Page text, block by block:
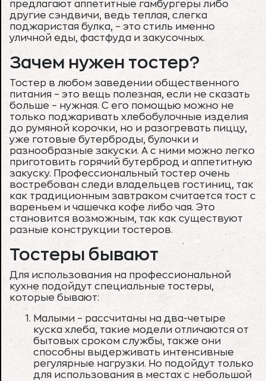
предлагают аппетитные гамбургеры либо
другие сэндвичи, ведь теплая, слегка
поджаристая булка, – это стиль именно
уличной еды, фастфуда и закусочных.
Зачем нужен тостер?
Тостер в любом заведении общественного
питания – это вещь полезная, если не сказать
больше – нужная. С его помощью можно не
только поджаривать хлебобулочные изделия
до румяной корочки, но и разогревать пиццу,
уже готовые бутерброды, булочки и
разнообразные закуски. А с ними можно легко
приготовить горячий бутерброд и аппетитную
закуску. Профессиональный тостер очень
востребован следи владельцев гостиниц, так
как традиционным завтраком считается тост с
вареньем и чашечка кофе либо чая. Это
становится возможным, так как существуют
разные конструкции тостеров.
Тостеры бывают
Для использования на профессиональной
кухне подойдут специальные тостеры,
которые бывают:
Малыми – рассчитаны на два-четыре
куска хлеба, такие модели отличаются от
бытовых сроком службы, также они
способны выдерживать интенсивные
регулярные нагрузки. Но подойдут только
для использования в местах с небольшой